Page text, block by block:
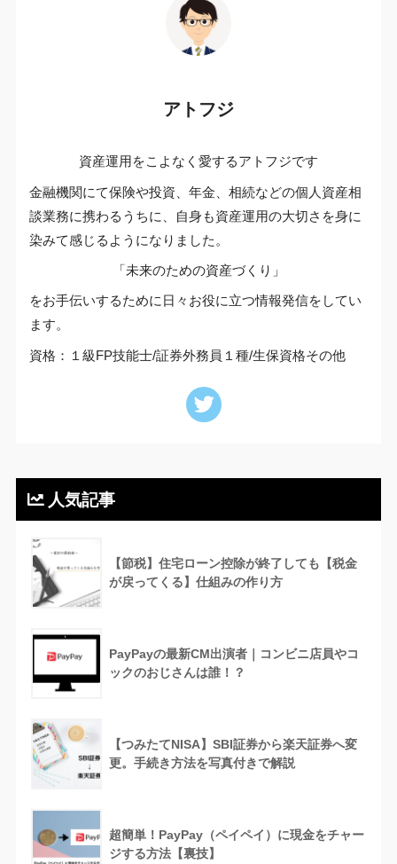
アトフジ
資産運用をこよなく愛するアトフジです
金融機関にて保険や投資、年金、相続などの個人資産相
談業務に携わるうちに、自身も資産運用の大切さを身に
染みて感じるようになりました。
「未来のための資産づくり」
をお手伝いするために日々お役に立つ情報発信をしてい
ます。
資格：１級FP技能士/証券外務員１種/生保資格その他
人気記事
【節税】住宅ローン控除が終了しても【税金
が戻ってくる】仕組みの作り方
PayPayの最新CM出演者｜コンビニ店員やコ
ックのおじさんは誰！？
【つみたてNISA】SBI証券から楽天証券へ変
更。手続き方法を写真付きで解説
超簡単！PayPay（ペイペイ）に現金をチャー
ジする方法【裏技】